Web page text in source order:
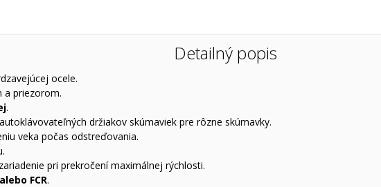
Detailný popis
ocele.
a priezorom.
.
držiakov skúmaviek pre rôzne skúmavky.
veka počas odstreďovania.
pri prekročení maximálnej rýchlosti.
FCR.